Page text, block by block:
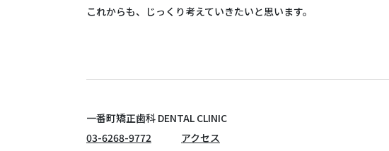
これからも、じっくり考えていきたいと思います。
一番町矯正歯科 DENTAL CLINIC
03-6268-9772
アクセス